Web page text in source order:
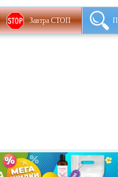
Завтра СТОП